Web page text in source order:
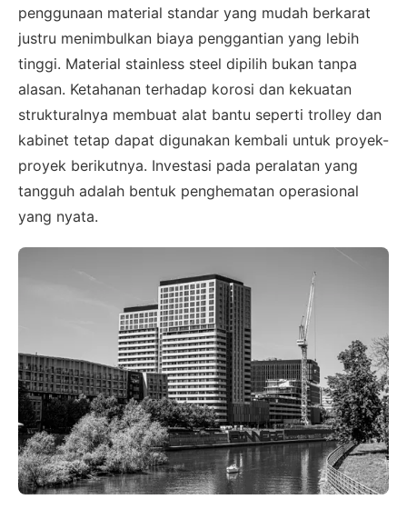
penggunaan material standar yang mudah berkarat
justru menimbulkan biaya penggantian yang lebih
tinggi. Material stainless steel dipilih bukan tanpa
alasan. Ketahanan terhadap korosi dan kekuatan
strukturalnya membuat alat bantu seperti trolley dan
kabinet tetap dapat digunakan kembali untuk proyek-
proyek berikutnya. Investasi pada peralatan yang
tangguh adalah bentuk penghematan operasional
yang nyata.